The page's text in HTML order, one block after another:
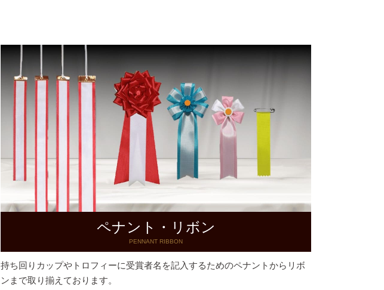
ペナント・リボン
PENNANT RIBBON
持ち回りカップやトロフィーに受賞者名を記入するためのペナントからリボ
ンまで取り揃えております。